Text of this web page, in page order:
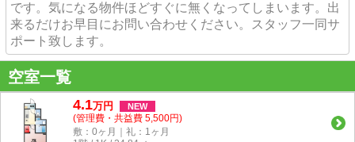
です。気になる物件ほどすぐに無くなってしまいます。出
来るだけお早目にお問い合わせください。スタッフ一同サ
ポート致します。
空室一覧
4.1万円 NEW
(管理費・共益費 5,500円)
敷：0ヶ月｜礼：1ヶ月